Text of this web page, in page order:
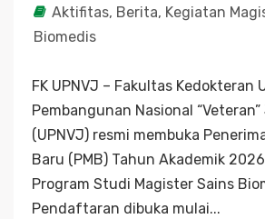
Aktifitas, Berita, Kegiatan
Biomedis
FK UPNVJ – Fakultas Kedokteran
Pembangunan Nasional
(UPNVJ) resmi membuka
Baru (PMB) Tahun Akademik
Program Studi Magister Sains
Pendaftaran dibuka mulai...